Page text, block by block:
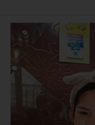
ngược nhận được
diễn”.